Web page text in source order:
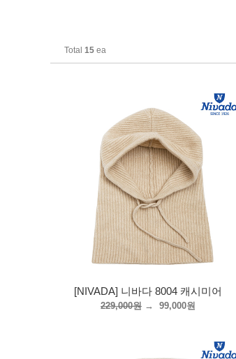
Total 15 ea
[NIVADA] 니바다 8004 캐시미어
229,000원 → 99,000원